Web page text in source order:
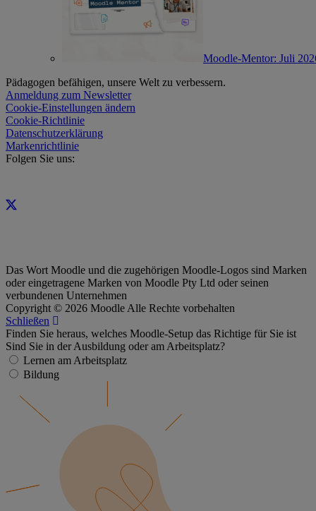
Moodle-Mentor: Juli
Pädagogen befähigen, unsere Welt zu verbessern.
Anmeldung zum Newsletter
Cookie-Einstellungen ändern
Cookie-Richtlinie
Datenschutzerklärung
Markenrichtlinie
Folgen Sie uns:
Das Wort Moodle und die zugehörigen Moodle-Logos sind Marken
oder eingetragene Marken von Moodle Pty Ltd oder seinen
verbundenen Unternehmen
Copyright © 2026 Moodle Alle Rechte vorbehalten
Schließen
Finden Sie heraus, welches Moodle-Setup das Richtige für Sie ist
Sind Sie in der Ausbildung oder am Arbeitsplatz?
Lernen am Arbeitsplatz
Bildung